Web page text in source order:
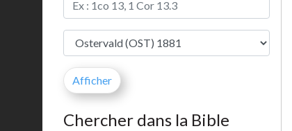
Chercher dans la Bible